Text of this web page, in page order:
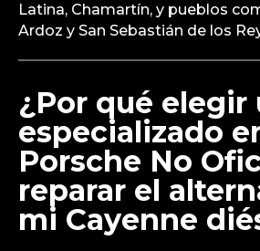
Latina, Chamartín, y pueblos
Ardoz y San Sebastián de los
¿Por qué elegir
especializado
Porsche No
reparar el
mi Cayenne